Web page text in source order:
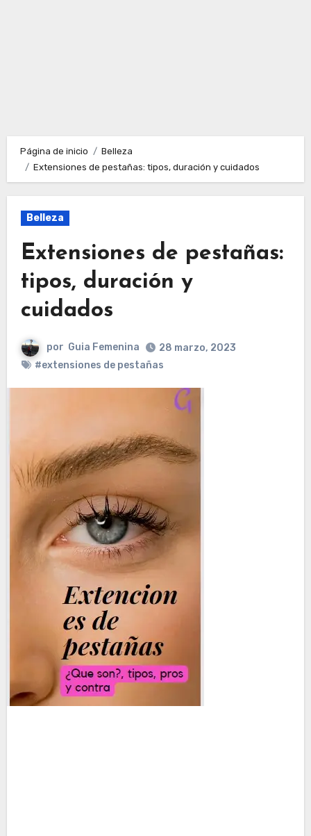
Página de inicio
Belleza
Extensiones de pestañas: tipos, duración y cuidados
Belleza
Extensiones de pestañas:
tipos, duración y
cuidados
por Guia Femenina
28 marzo, 2023
#extensiones de pestañas